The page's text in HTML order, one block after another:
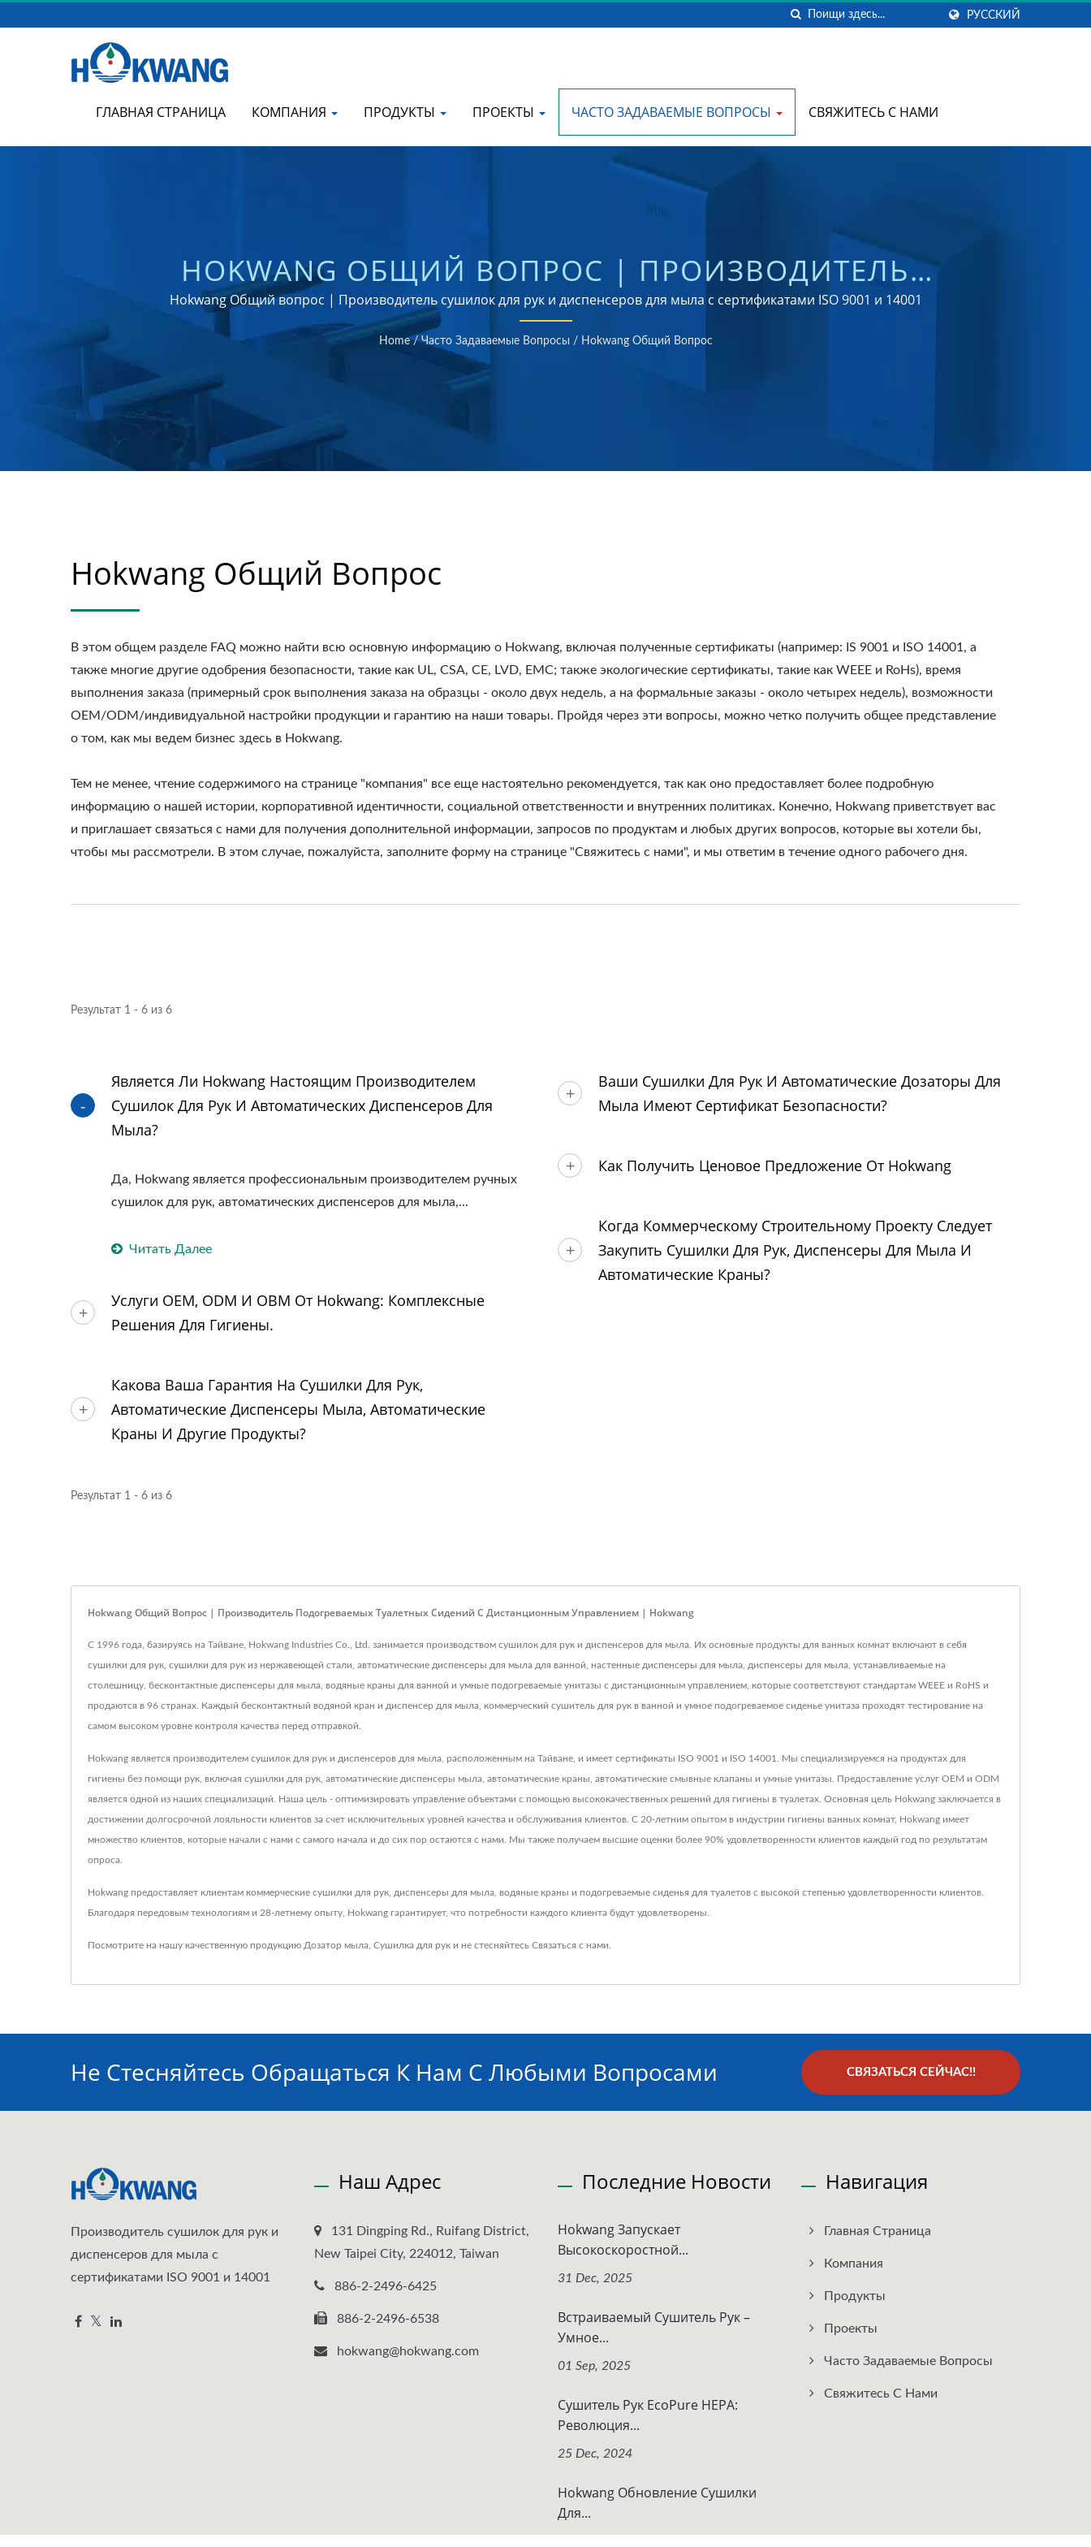
РУССКИЙ
ГЛАВНАЯ СТРАНИЦА КОМПАНИЯ ПРОДУКТЫ ПРОЕКТЫ ЧАСТО ЗАДАВАЕМЫЕ ВОПРОСЫ СВЯЖИТЕСЬ С НАМИ
HOKWANG ОБЩИЙ ВОПРОС | ПРОИЗВОДИТЕЛЬ
КОММЕРЧЕСКИХ СУШИЛОК ДЛЯ РУК | HOKWANG
Hokwang Общий вопрос | Производитель сушилок для рук и диспенсеров для мыла с сертификатами ISO 9001 и 14001
Home / Часто Задаваемые Вопросы / Hokwang Общий Вопрос
Hokwang Общий Вопрос
В этом общем разделе FAQ можно найти всю основную информацию о Hokwang, включая полученные сертификаты (например: IS 9001 и ISO 14001, а
также многие другие одобрения безопасности, такие как UL, CSA, CE, LVD, EMC; также экологические сертификаты, такие как WEEE и RoHs), время
выполнения заказа (примерный срок выполнения заказа на образцы - около двух недель, а на формальные заказы - около четырех недель), возможности
OEM/ODM/индивидуальной настройки продукции и гарантию на наши товары. Пройдя через эти вопросы, можно четко получить общее представление
о том, как мы ведем бизнес здесь в Hokwang.
Тем не менее, чтение содержимого на странице "компания" все еще настоятельно рекомендуется, так как оно предоставляет более подробную
информацию о нашей истории, корпоративной идентичности, социальной ответственности и внутренних политиках. Конечно, Hokwang приветствует вас
и приглашает связаться с нами для получения дополнительной информации, запросов по продуктам и любых других вопросов, которые вы хотели бы,
чтобы мы рассмотрели. В этом случае, пожалуйста, заполните форму на странице "Свяжитесь с нами", и мы ответим в течение одного рабочего дня.
Результат 1 - 6 из 6
Является Ли Hokwang Настоящим Производителем
Сушилок Для Рук И Автоматических Диспенсеров Для
Мыла?
Да, Hokwang является профессиональным производителем ручных
сушилок для рук, автоматических диспенсеров для мыла,...
Читать Далее
Услуги OEM, ODM И OBM От Hokwang: Комплексные
Решения Для Гигиены.
Какова Ваша Гарантия На Сушилки Для Рук,
Автоматические Диспенсеры Мыла, Автоматические
Краны И Другие Продукты?
Ваши Сушилки Для Рук И Автоматические Дозаторы Для
Мыла Имеют Сертификат Безопасности?
Как Получить Ценовое Предложение От Hokwang
Когда Коммерческому Строительному Проекту Следует
Закупить Сушилки Для Рук, Диспенсеры Для Мыла И
Автоматические Краны?
Результат 1 - 6 из 6
Hokwang Общий Вопрос | Производитель Подогреваемых Туалетных Сидений С Дистанционным Управлением | Hokwang
С 1996 года, базируясь на Тайване, Hokwang Industries Co., Ltd. занимается производством сушилок для рук и диспенсеров для мыла. Их основные продукты для ванных комнат включают в себя
сушилки для рук, сушилки для рук из нержавеющей стали, автоматические диспенсеры для мыла для ванной, настенные диспенсеры для мыла, диспенсеры для мыла, устанавливаемые на
столешницу, бесконтактные диспенсеры для мыла, водяные краны для ванной и умные подогреваемые унитазы с дистанционным управлением, которые соответствуют стандартам WEEE и RoHS и
продаются в 96 странах. Каждый бесконтактный водяной кран и диспенсер для мыла, коммерческий сушитель для рук в ванной и умное подогреваемое сиденье унитаза проходят тестирование на
самом высоком уровне контроля качества перед отправкой.
Hokwang является производителем сушилок для рук и диспенсеров для мыла, расположенным на Тайване, и имеет сертификаты ISO 9001 и ISO 14001. Мы специализируемся на продуктах для
гигиены без помощи рук, включая сушилки для рук, автоматические диспенсеры мыла, автоматические краны, автоматические смывные клапаны и умные унитазы. Предоставление услуг OEM и ODM
является одной из наших специализаций. Наша цель - оптимизировать управление объектами с помощью высококачественных решений для гигиены в туалетах. Основная цель Hokwang заключается в
достижении долгосрочной лояльности клиентов за счет исключительных уровней качества и обслуживания клиентов. С 20-летним опытом в индустрии гигиены ванных комнат, Hokwang имеет
множество клиентов, которые начали с нами с самого начала и до сих пор остаются с нами. Мы также получаем высшие оценки более 90% удовлетворенности клиентов каждый год по результатам
опроса.
Hokwang предоставляет клиентам коммерческие сушилки для рук, диспенсеры для мыла, водяные краны и подогреваемые сиденья для туалетов с высокой степенью удовлетворенности клиентов.
Благодаря передовым технологиям и 28-летнему опыту, Hokwang гарантирует, что потребности каждого клиента будут удовлетворены.
Посмотрите на нашу качественную продукцию Дозатор мыла Сушилка для рук и не стесняйтесь Связаться с нами
Не Стесняйтесь Обращаться К Нам С Любыми Вопросами СВЯЗАТЬСЯ СЕЙЧАС!!
Производитель сушилок для рук и
диспенсеров для мыла с
сертификатами ISO 9001 и 14001
Наш Адрес
131 Dingping Rd., Ruifang District,
New Taipei City, 224012, Taiwan
886-2-2496-6425
886-2-2496-6538
hokwang@hokwang.com
Последние Новости
Hokwang Запускает
Высокоскоростной...
31 Dec, 2025
Встраиваемый Сушитель Рук –
Умное...
01 Sep, 2025
Сушитель Рук EcoPure HEPA:
Революция...
25 Dec, 2024
Hokwang Обновление Сушилки
Для...
Навигация
Главная Страница
Компания
Продукты
Проекты
Часто Задаваемые Вопросы
Свяжитесь С Нами